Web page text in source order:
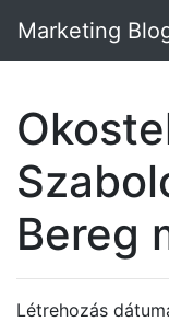
Marketing
Bereg
Létrehozás